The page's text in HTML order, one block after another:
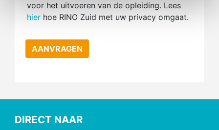
voor het uitvoeren van de opleiding. Lees
hier hoe RINO Zuid met uw privacy omgaat.
AANVRAGEN
DIRECT NAAR